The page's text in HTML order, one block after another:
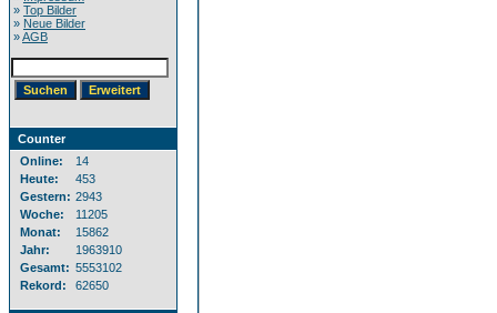
» Top Bilder
» Neue Bilder
»AGB
Counter
Online:
14
Heute:
453
Gestern: 2943
Woche:
11205
Monat:
15862
Jahr:
1963910
Gesamt: 5553102
Rekord:
62650